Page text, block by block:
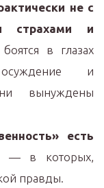
не с
страхами и
в глазах
и
вынуждены
есть
— в которых,
правды.